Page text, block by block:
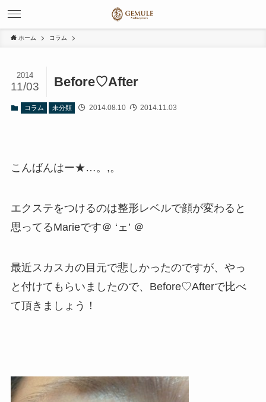
ホーム コラム
Before♡After
2014
11/03
コラム 未分類 2014.08.10 2014.11.03
こんばんはー★…。,。
エクステをつけるのは整形レベルで顔が変わると
思ってるMarieです＠ ‘ェ’ ＠
最近スカスカの目元で悲しかったのですが、やっ
と付けてもらいましたので、Before♡Afterで比べ
て頂きましょう！